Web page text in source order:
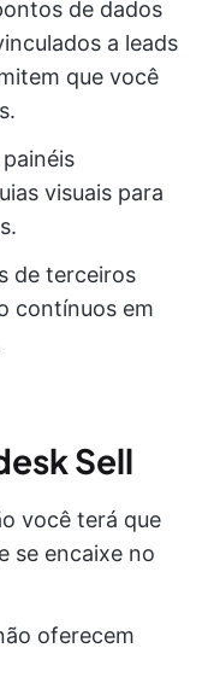
de dados
a leads
que você
visuais para
de terceiros
contínuos em
Sell
você terá que
se encaixe no
oferecem